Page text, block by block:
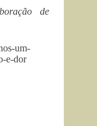
de
um-
e-dor